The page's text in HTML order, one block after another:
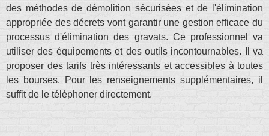
des méthodes de démolition sécurisées et de l'élimination
appropriée des décrets vont garantir une gestion efficace du
processus d'élimination des gravats. Ce professionnel va
utiliser des équipements et des outils incontournables. Il va
proposer des tarifs très intéressants et accessibles à toutes
les bourses. Pour les renseignements supplémentaires, il
suffit de le téléphoner directement.